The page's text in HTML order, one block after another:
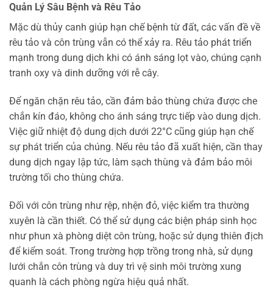
Quản Lý Sâu Bệnh và Rêu Tảo
Mặc dù thủy canh giúp hạn chế bệnh từ đất, các vấn đề về
rêu tảo và côn trùng vẫn có thể xảy ra. Rêu tảo phát triển
mạnh trong dung dịch khi có ánh sáng lọt vào, chúng cạnh
tranh oxy và dinh dưỡng với rễ cây.
Để ngăn chặn rêu tảo, cần đảm bảo thùng chứa được che
chắn kín đáo, không cho ánh sáng trực tiếp vào dung dịch.
Việc giữ nhiệt độ dung dịch dưới 22°C cũng giúp hạn chế
sự phát triển của chúng. Nếu rêu tảo đã xuất hiện, cần thay
dung dịch ngay lập tức, làm sạch thùng và đảm bảo môi
trường tối cho thùng chứa.
Đối với côn trùng như rệp, nhện đỏ, việc kiểm tra thường
xuyên là cần thiết. Có thể sử dụng các biện pháp sinh học
như phun xà phòng diệt côn trùng, hoặc sử dụng thiên địch
để kiểm soát. Trong trường hợp trồng trong nhà, sử dụng
lưới chắn côn trùng và duy trì vệ sinh môi trường xung
quanh là cách phòng ngừa hiệu quả nhất.